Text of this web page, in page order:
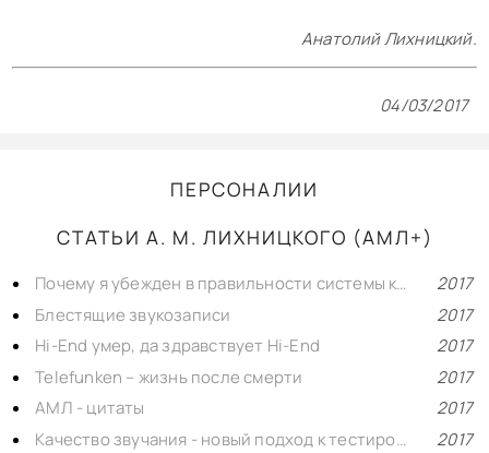
Анатолий Лихницкий.
04/03/2017
ПЕРСОНАЛИИ
СТАТЬИ А. М. ЛИХНИЦКОГО (АМЛ+)
Почему я убежден в правильности системы контуров Антона Степичева?
2017
Блестящие звукозаписи
2017
Hi-End умер, да здравствует Hi-End
2017
Telefunken – жизнь после смерти
2017
АМЛ - цитаты
2017
Качество звучания - новый подход к тестированию аппаратуры
2017